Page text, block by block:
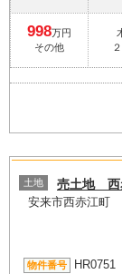
998万円
その他
土地 売土地 西
安来市西赤江町
物件番号 HR0751